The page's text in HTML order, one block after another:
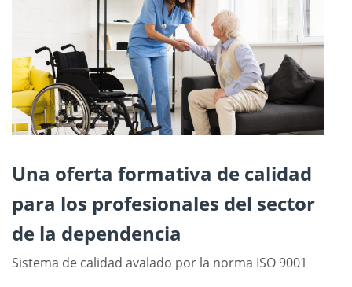
Una oferta formativa de calidad
para los profesionales del sector
de la dependencia
Sistema de calidad avalado por la norma ISO 9001